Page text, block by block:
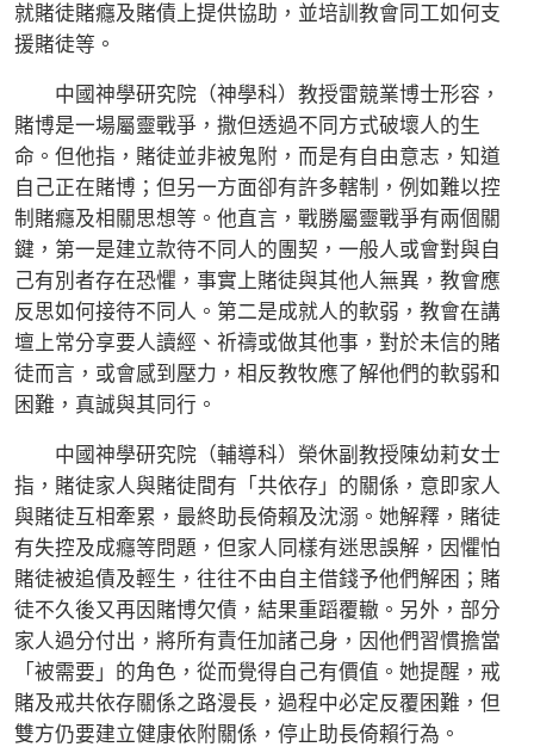
就賭徒賭癮及賭債上提供協助，並培訓教會同工如何支
援賭徒等。
中國神學研究院（神學科）教授雷競業博士形容，
賭博是一場屬靈戰爭，撒但透過不同方式破壞人的生
命。但他指，賭徒並非被鬼附，而是有自由意志，知道
自己正在賭博；但另一方面卻有許多轄制，例如難以控
制賭癮及相關思想等。他直言，戰勝屬靈戰爭有兩個關
鍵，第一是建立款待不同人的團契，一般人或會對與自
己有別者存在恐懼，事實上賭徒與其他人無異，教會應
反思如何接待不同人。第二是成就人的軟弱，教會在講
壇上常分享要人讀經、祈禱或做其他事，對於未信的賭
徒而言，或會感到壓力，相反教牧應了解他們的軟弱和
困難，真誠與其同行。
中國神學研究院（輔導科）榮休副教授陳幼莉女士
指，賭徒家人與賭徒間有「共依存」的關係，意即家人
與賭徒互相牽累，最終助長倚賴及沈溺。她解釋，賭徒
有失控及成癮等問題，但家人同樣有迷思誤解，因懼怕
賭徒被追債及輕生，往往不由自主借錢予他們解困；賭
徒不久後又再因賭博欠債，結果重蹈覆轍。另外，部分
家人過分付出，將所有責任加諸己身，因他們習慣擔當
「被需要」的角色，從而覺得自己有價值。她提醒，戒
賭及戒共依存關係之路漫長，過程中必定反覆困難，但
雙方仍要建立健康依附關係，停止助長倚賴行為。